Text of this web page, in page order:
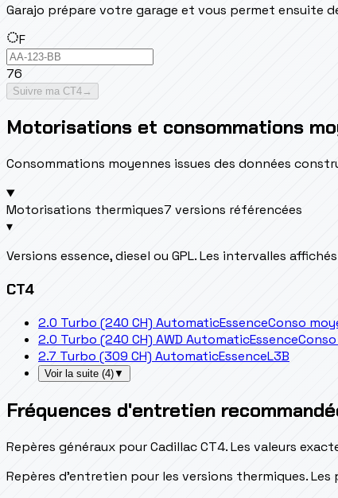
Garajo prépare votre garage et vous permet ensuite
F
76
Suivre ma CT4 →
Motorisations et consommations
Consommations moyennes issues des données
Motorisations thermiques7 versions référencées
▾
Versions essence, diesel ou GPL. Les intervalles
CT4
2.0 Turbo (240 CH) AutomaticEssenceConso
2.0 Turbo (240 CH) AWD AutomaticEssence
2.7 Turbo (309 CH) AutomaticEssenceL3B
Voir la suite (4)▼
Fréquences d'entretien
Repères généraux pour Cadillac CT4. Les valeurs
Repères d’entretien pour les versions thermiques.